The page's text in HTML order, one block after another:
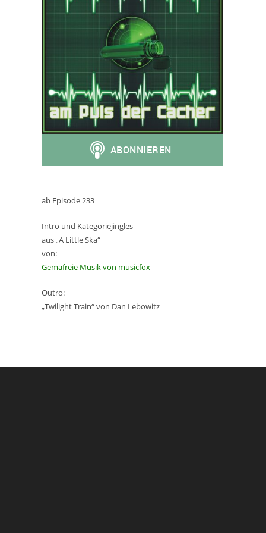
ab Episode 233
Intro und Kategoriejingles
aus „A Little Ska“
von:
Gemafreie Musik von musicfox
Outro:
„Twilight Train“ von Dan Lebowitz